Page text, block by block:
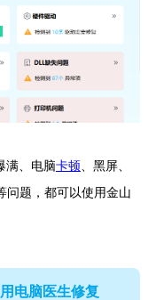
满、电脑卡顿、黑屏、
问题，都可以使用金山
电脑医生修复